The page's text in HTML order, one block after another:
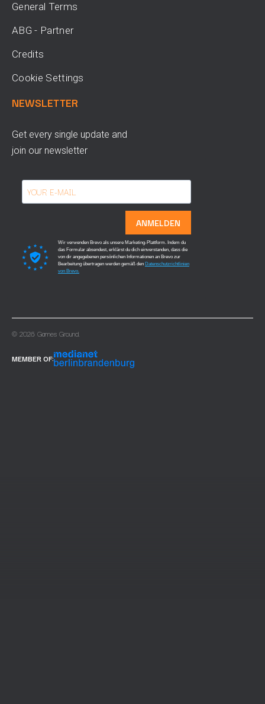
General Terms
ABG - Partner
Credits
Cookie Settings
NEWSLETTER
Get every single update and
join our newsletter
ANMELDEN
Wir verwenden Brevo als unsere Marketing-Plattform. Indem du
das Formular absendest, erklärst du dich einverstanden, dass die
von dir angegebenen persönlichen Informationen an Brevo zur
Bearbeitung übertragen werden gemäß den Datenschutzrichtlinien
von Brevo.
© 2026 Games Ground.
MEMBER OF: